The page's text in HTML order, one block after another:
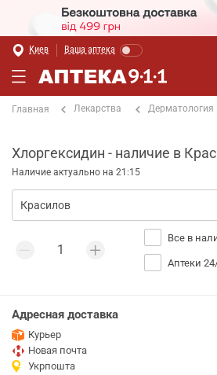
Киев Ваша аптека
Главная Лекарства Дерматология
Хлоргексидин - наличие в
Наличие актуально на 21:15
Все в
Аптеки
Адресная доставка
Курьер
Новая почта
Укрпошта